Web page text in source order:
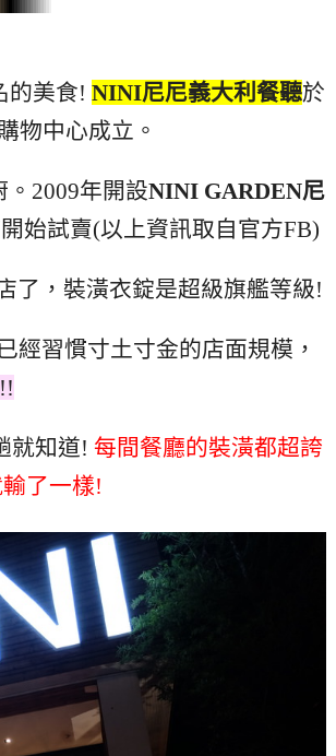
的美食! NINI尼尼義大利餐聽於
物中心成立。
2009年開設NINI GARDEN尼
始試賣(以上資訊取自官方FB)
了，裝潢衣錠是超級旗艦等級!
經習慣寸土寸金的店面規模，
就知道! 每間餐廳的裝潢都超誇
了一樣!